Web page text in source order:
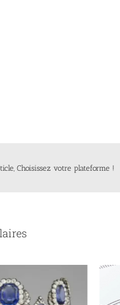
Choisissez votre plateforme !